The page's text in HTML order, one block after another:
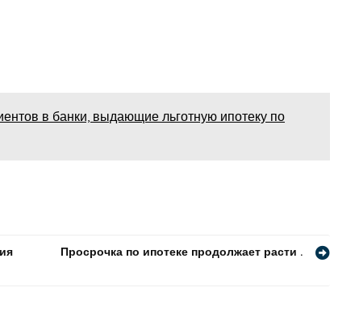
в банки, выдающие льготную ипотеку по
Просрочка по ипотеке продолжает расти .